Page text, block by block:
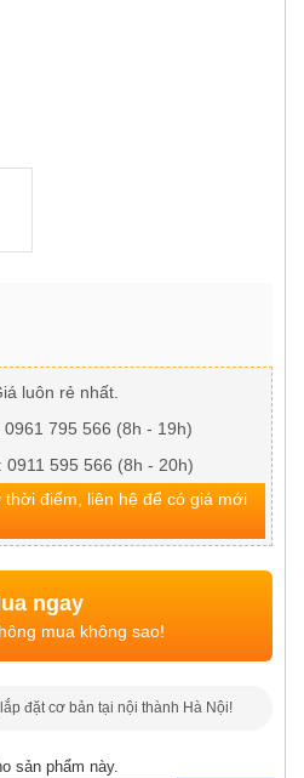
luôn rẻ nhất.
795 566 (8h - 19h)
595 566 (8h - 20h)
thời điểm, liên hệ để có giá mới
ngay
mua không sao!
đặt cơ bản tại nội thành Hà Nội!
sản phẩm này.